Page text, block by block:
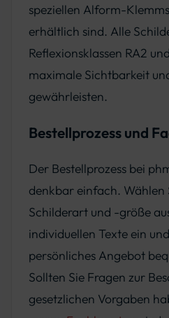
speziellen Alform-
erhältlich sind. Alle
Reflexionsklassen RA2
maximale Sichtbarkeit
gewährleisten.
Bestellprozess und
Der Bestellprozess bei
denkbar einfach. Wählen
Schilderart und -größe
individuellen Texte ein
persönliches Angebot
Sollten Sie Fragen zur
gesetzlichen Vorgaben